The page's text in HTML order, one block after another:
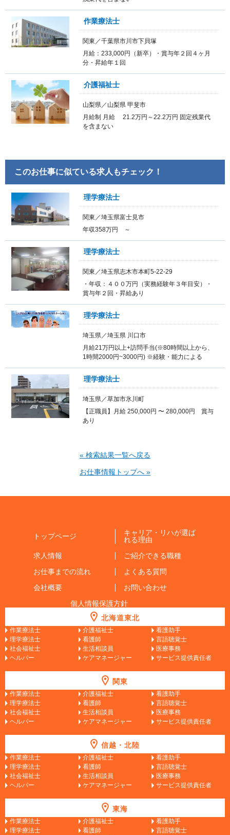
作業療法士
関東／千葉県市川市下貝塚
月給：233,000円（新卒）・賞与年２回４ヶ月
分・昇給年１回
介護福祉士
山梨県／山梨県 甲斐市
月給制 月給 21.2万円～22.2万円 固定残業代
を含まない
このお仕事に似ている求人もチェック！
理学療法士
関東／埼玉県富士見市
年収358万円 ～
理学療法士
関東／埼玉県志木市本町5-22-29
・年収：４００万円（実務経験年３年目安）・
賞与年２回・昇給あり
理学療法士
埼玉県／埼玉県 川口市
月給21万円以上+訪問手当(※80時間以上から、
1時間2000円~3000円) ※経験・能力による
理学療法士
埼玉県／草加市氷川町
【正職員】月給 250,000円 〜 280,000円 賞与
あり
« 検索結果一覧へ戻る
お仕事情報トップへ »
トップページ
キャリア・リハが選ば
れる理由
求人情報
ご紹介できる職種
お仕事までの流れ
よくある質問
会社概要
お問い合わせ
個人情報保護方針
北海道東北
作業療法士 介護福祉士
看護助手
理学療法士
看護師
言語聴覚士
社会福祉士
生活相談員
医療事務
ヘルパー
ケアマネージャー サービス提供責任者
関東
作業療法士 介護福祉士
看護助手
理学療法士
看護師
言語聴覚士
社会福祉士
生活相談員
医療事務
ヘルパー
ケアマネージャー サービス提供責任者
信越・北陸
作業療法士 介護福祉士
看護助手
理学療法士
看護師
言語聴覚士
社会福祉士
生活相談員
医療事務
ヘルパー
ケアマネージャー サービス提供責任者
東海
作業療法士 介護福祉士
看護助手
理学療法士
看護師
言語聴覚士